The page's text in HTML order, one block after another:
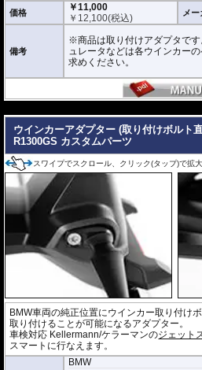
価格
￥11,000
￥ 12,100(税込) メ
備考
※商品は取り付けアダプタで
ュレータなどは各ウインカー
求めください。
ウインカーアダプター (取り付けボルト
R1300GS カスタムパーツ
スワイプでスクロール、クリック(タップ)で拡
BMW車両の純正位置にウインカー取り付け
取り付けることが可能になるアダプター。
車検対応 Kellermann/ケラーマンのジェット
スマートに行なえます。
BMW